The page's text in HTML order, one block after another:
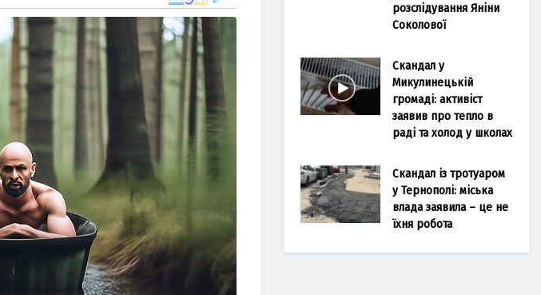
розслідування Яніни
Соколової
Скандал у
Микулинецькій
громаді: активіст
заявив про тепло в
раді та холод у школах
Скандал із тротуаром
у Тернополі: міська
влада заявила – це не
їхня робота